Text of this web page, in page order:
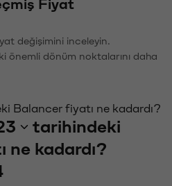
Fiyat
değişimini inceleyin.
önemli dönüm noktalarını daha
Balancer fiyatı ne kadardı?
tarihindeki
ne kadardı?